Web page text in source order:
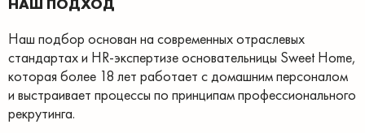
Наш подбор основан на современных отраслевых
стандартах и HR-экспертизе основательницы Sweet Home,
которая более 18 лет работает с домашним персоналом
и выстраивает процессы по принципам профессионального
рекрутинга.